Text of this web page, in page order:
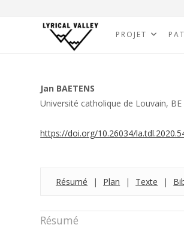
PROJET
Jan BAETENS
Université catholique de Louvain, BE
https://doi.org/10.26034/
Résumé | Plan | Texte |
Résumé